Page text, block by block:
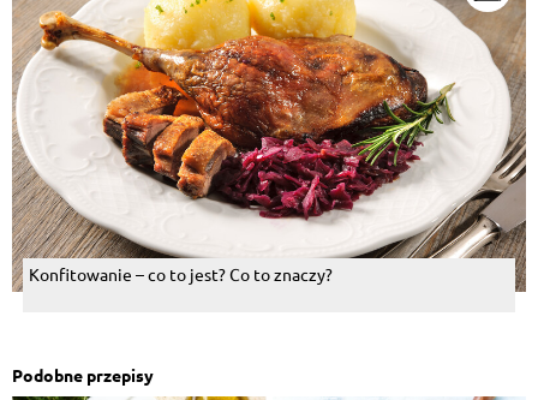
Konfitowanie – co to jest? Co to znaczy?
Podobne przepisy